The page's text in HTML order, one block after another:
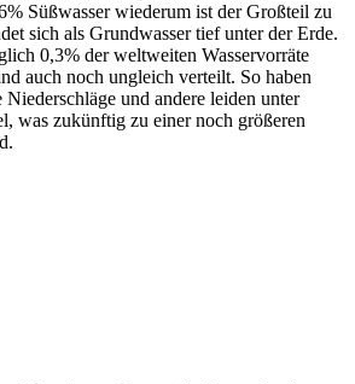
Süßwasser wiederum ist der Großteil zu
sich als Grundwasser tief unter der Erde.
0,3% der weltweiten Wasservorräte
auch noch ungleich verteilt. So haben
und andere leiden unter
was zukünftig zu einer noch größeren